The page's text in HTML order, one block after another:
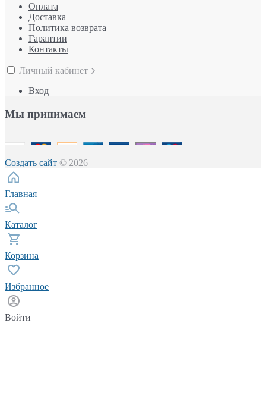
Оплата
Доставка
Политика возврата
Гарантии
Контакты
Личный кабинет
Вход
Мы принимаем
Создать сайт © 2026
Главная
Каталог
Корзина
Избранное
Войти